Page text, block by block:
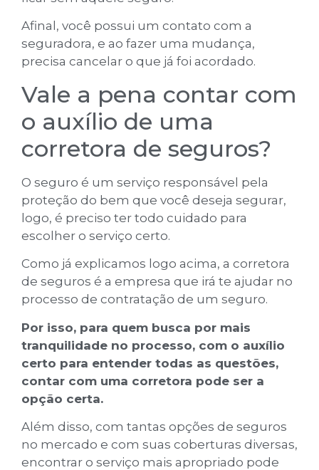
Afinal, você possui um contato com a
seguradora, e ao fazer uma mudança,
precisa cancelar o que já foi acordado.
Vale a pena contar com
o auxílio de uma
corretora de seguros?
O seguro é um serviço responsável pela
proteção do bem que você deseja segurar,
logo, é preciso ter todo cuidado para
escolher o serviço certo.
Como já explicamos logo acima, a corretora
de seguros é a empresa que irá te ajudar no
processo de contratação de um seguro.
Por isso, para quem busca por mais
tranquilidade no processo, com o auxílio
certo para entender todas as questões,
contar com uma corretora pode ser a
opção certa.
Além disso, com tantas opções de seguros
no mercado e com suas coberturas diversas,
encontrar o serviço mais apropriado pode